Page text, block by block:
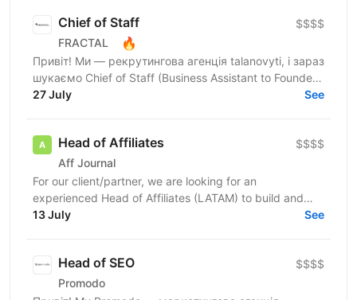
Chief of Staff
FRACTAL 🔥
$$$$
Привіт! Ми — рекрутингова агенція talanovyti, і зараз
шукаємо Chief of Staff (Business Assistant to Founder)
для CEO, в якого є бізнеси у 4 напрямках:...
27 July See
Head of Affiliates
Aff Journal
$$$$
For our client/partner, we are looking for an
experienced Head of Affiliates (LATAM) to build and
lead the entire Customer Support function for a new...
13 July See
Head of SEO
Promodo
$$$$